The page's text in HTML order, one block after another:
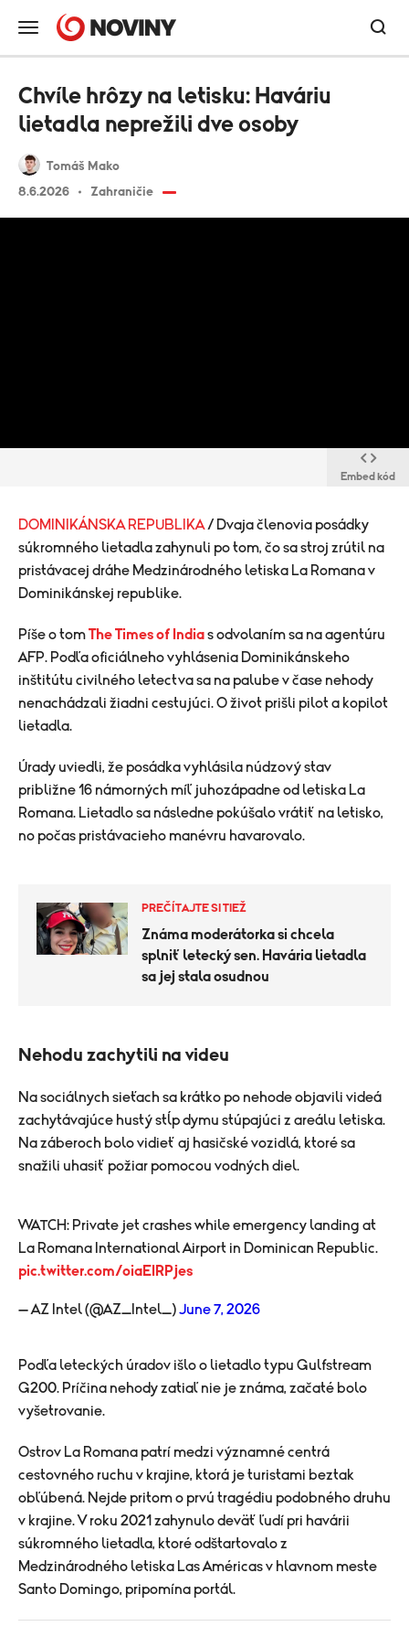
Tomáš Mako
8.6.2026
Zahraničie
Chvíle hrôzy na letisku: Haváriu
lietadla neprežili dve osoby
Embed kód
DOMINIKÁNSKA REPUBLIKA / Dvaja členovia posádky
súkromného lietadla zahynuli po tom, čo sa stroj zrútil na
pristávacej dráhe Medzinárodného letiska La Romana v
Dominikánskej republike.
Píše o tomThe Times of Indias odvolaním sa na agentúru
AFP. Podľa oficiálneho vyhlásenia Dominikánskeho
inštitútu civilného letectva sa na palube v čase nehody
nenachádzali žiadni cestujúci. O život prišli pilot a kopilot
lietadla.
Úrady uviedli, že posádka vyhlásila núdzový stav
približne 16 námorných míľ juhozápadne od letiska La
Romana. Lietadlo sa následne pokúšalo vrátiť na letisko,
no počas pristávacieho manévru havarovalo.
PREČÍTAJTE SI TIEŽ
Známa moderátorka si chcela
splniť letecký sen. Havária lietadla
sa jej stala osudnou
Nehodu zachytili na videu
Na sociálnych sieťach sa krátko po nehode objavili videá
zachytávajúce hustý stĺp dymu stúpajúci z areálu letiska.
Na záberoch bolo vidieť aj hasičské vozidlá, ktoré sa
snažili uhasiť požiar pomocou vodných diel.
WATCH: Private jet crashes while emergency landing at
La Romana International Airport in Dominican Republic.
pic.twitter.com/oiaEIRPjes
— AZ Intel (@AZ_Intel_)June 7, 2026
Podľa leteckých úradov išlo o lietadlo typu Gulfstream
G200. Príčina nehody zatiaľ nie je známa, začaté bolo
vyšetrovanie.
Ostrov La Romana patrí medzi významné centrá
cestovného ruchu v krajine, ktorá je turistami beztak
obľúbená. Nejde pritom o prvú tragédiu podobného druhu
v krajine. V roku 2021 zahynulo deväť ľudí pri havárii
súkromného lietadla, ktoré odštartovalo z
Medzinárodného letiska Las Américas v hlavnom meste
Santo Domingo, pripomína portál.